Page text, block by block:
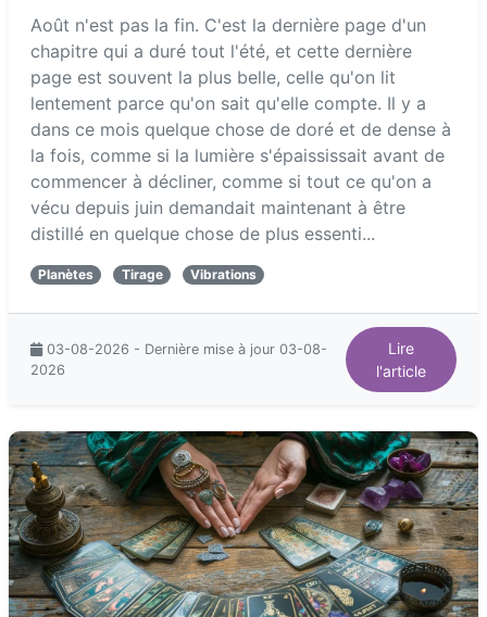
Août n'est pas la fin. C'est la dernière page d'un
chapitre qui a duré tout l'été, et cette dernière
page est souvent la plus belle, celle qu'on lit
lentement parce qu'on sait qu'elle compte. Il y a
dans ce mois quelque chose de doré et de dense à
la fois, comme si la lumière s'épaississait avant de
commencer à décliner, comme si tout ce qu'on a
vécu depuis juin demandait maintenant à être
distillé en quelque chose de plus essenti...
Planètes Tirage Vibrations
03-08-2026 - Dernière mise à jour 03-08-
2026
Lire
l'article